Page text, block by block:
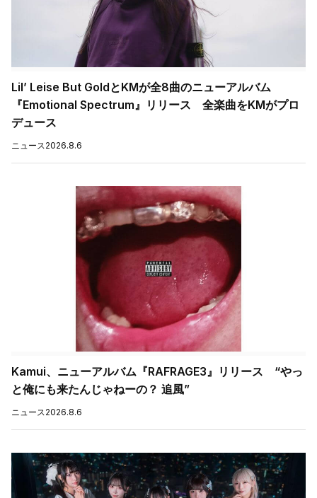
Lil’ Leise But GoldとKMが全8曲のニューアルバム
『Emotional Spectrum』リリース 全楽曲をKMがプロ
デュース
ニュース2026.8.6
Kamui、ニューアルバム『RAFRAGE3』リリース “やっ
と俺にも来たんじゃねーの？ 追風”
ニュース2026.8.6